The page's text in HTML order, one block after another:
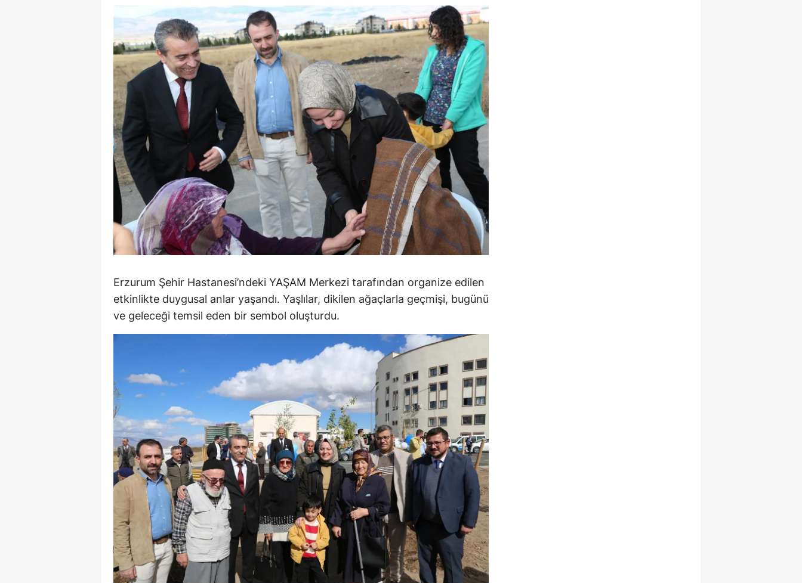
Edirne
Elazığ
Erzincan
Erzurum
Eskişehir
Gaziantep
Giresun
Gümüşhane
Hakkari
Hatay
Isparta
Mersin
İzmir
Kastamonu
Kayseri
Kırklareli
Kırşehir
Kocaeli
Konya
Kütahya
Malatya
Manisa
Erzurum Şehir Hastanesi’ndeki YAŞAM Merkezi tarafından organize edilen
etkinlikte duygusal anlar yaşandı. Yaşlılar, dikilen ağaçlarla geçmişi, bugünü
ve geleceği temsil eden bir sembol oluşturdu.